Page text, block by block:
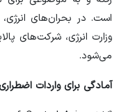
است. در بحران‌های
وزارت انرژی، شرکت‌های
می‌شود.
آمادگی برای واردات